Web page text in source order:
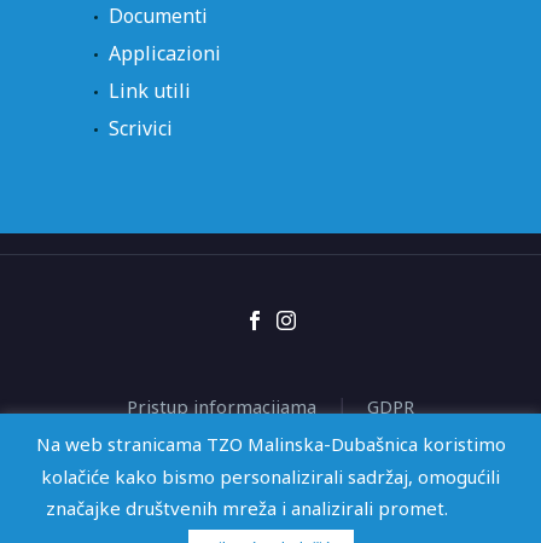
Documenti
Applicazioni
Link utili
Scrivici
Pristup informacijama
GDPR
Izjava o pristupačnosti
2026 © TZO Malinska-Dubašnica | Web by
Na web stranicama TZO Malinska-Dubašnica koristimo
kolačiće kako bismo personalizirali sadržaj, omogućili
značajke društvenih mreža i analizirali promet.